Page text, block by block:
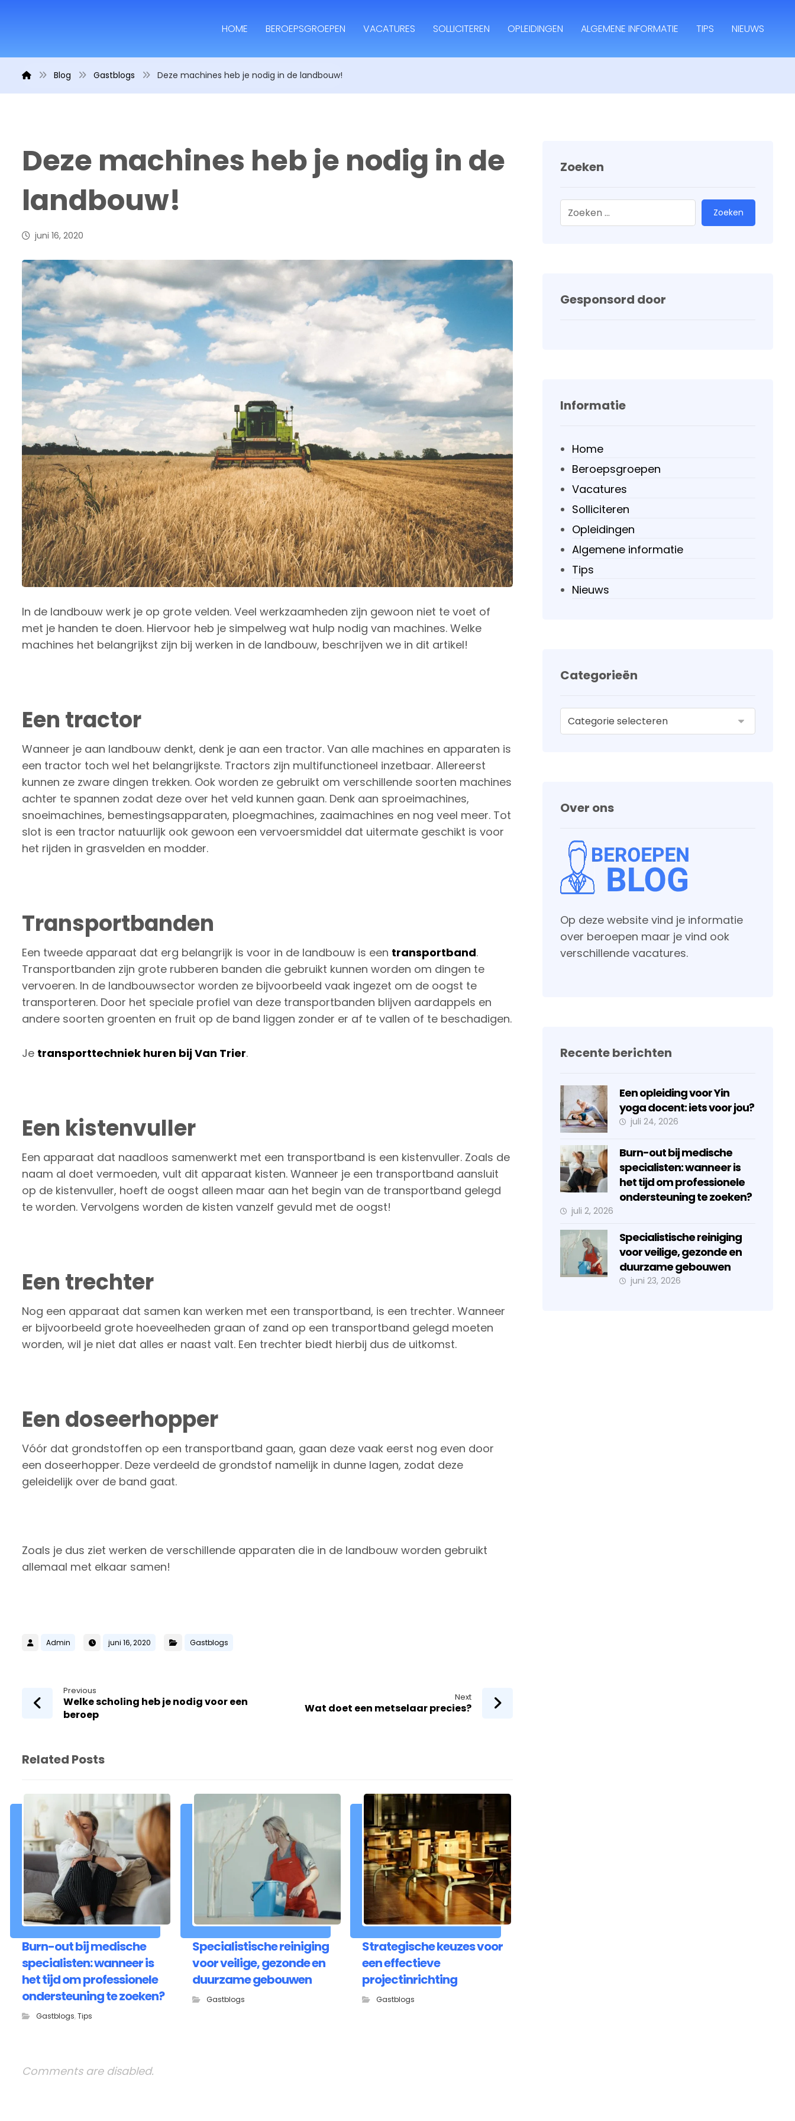
HOME BEROEPSGROEPEN VACATURES SOLLICITEREN OPLEIDINGEN ALGEMENE INFORMATIE TIPS NIEUWS
Blog Gastblogs Deze machines heb je nodig in de landbouw!
Deze machines heb je nodig in de
landbouw!
juni 16, 2020
In de landbouw werk je op grote velden. Veel werkzaamheden zijn gewoon niet te voet of
met je handen te doen. Hiervoor heb je simpelweg wat hulp nodig van machines. Welke
machines het belangrijkst zijn bij werken in de landbouw, beschrijven we in dit artikel!
Een tractor
Wanneer je aan landbouw denkt, denk je aan een tractor. Van alle machines en apparaten is
een tractor toch wel het belangrijkste. Tractors zijn multifunctioneel inzetbaar. Allereerst
kunnen ze zware dingen trekken. Ook worden ze gebruikt om verschillende soorten machines
achter te spannen zodat deze over het veld kunnen gaan. Denk aan sproeimachines,
snoeimachines, bemestingsapparaten, ploegmachines, zaaimachines en nog veel meer. Tot
slot is een tractor natuurlijk ook gewoon een vervoersmiddel dat uitermate geschikt is voor
het rijden in grasvelden en modder.
Transportbanden
Een tweede apparaat dat erg belangrijk is voor in de landbouw is een transportband.
Transportbanden zijn grote rubberen banden die gebruikt kunnen worden om dingen te
vervoeren. In de landbouwsector worden ze bijvoorbeeld vaak ingezet om de oogst te
transporteren. Door het speciale profiel van deze transportbanden blijven aardappels en
andere soorten groenten en fruit op de band liggen zonder er af te vallen of te beschadigen.
Je transporttechniek huren bij Van Trier.
Een kistenvuller
Een apparaat dat naadloos samenwerkt met een transportband is een kistenvuller. Zoals de
naam al doet vermoeden, vult dit apparaat kisten. Wanneer je een transportband aansluit
op de kistenvuller, hoeft de oogst alleen maar aan het begin van de transportband gelegd
te worden. Vervolgens worden de kisten vanzelf gevuld met de oogst!
Een trechter
Nog een apparaat dat samen kan werken met een transportband, is een trechter. Wanneer
er bijvoorbeeld grote hoeveelheden graan of zand op een transportband gelegd moeten
worden, wil je niet dat alles er naast valt. Een trechter biedt hierbij dus de uitkomst.
Een doseerhopper
Vóór dat grondstoffen op een transportband gaan, gaan deze vaak eerst nog even door
een doseerhopper. Deze verdeeld de grondstof namelijk in dunne lagen, zodat deze
geleidelijk over de band gaat.
Zoals je dus ziet werken de verschillende apparaten die in de landbouw worden gebruikt
allemaal met elkaar samen!
Admin juni 16, 2020 Gastblogs
Previous
Welke scholing heb je nodig voor een
beroep
Next
Wat doet een metselaar precies?
Related Posts
Burn-out bij medische
specialisten: wanneer is
het tijd om professionele
ondersteuning te zoeken?
Gastblogs,Tips
Specialistische reiniging
voor veilige, gezonde en
duurzame gebouwen
Gastblogs
Strategische keuzes voor
een effectieve
projectinrichting
Gastblogs
Comments are disabled.
Zoeken
Zoeken
Gesponsord door
Informatie
Home
Beroepsgroepen
Vacatures
Solliciteren
Opleidingen
Algemene informatie
Tips
Nieuws
Categorieën
Over ons
Op deze website vind je informatie
over beroepen maar je vind ook
verschillende vacatures.
Recente berichten
Een opleiding voor Yin
yoga docent: iets voor jou?
juli 24, 2026
Burn-out bij medische
specialisten: wanneer is
het tijd om professionele
ondersteuning te zoeken?
juli 2, 2026
Specialistische reiniging
voor veilige, gezonde en
duurzame gebouwen
juni 23, 2026